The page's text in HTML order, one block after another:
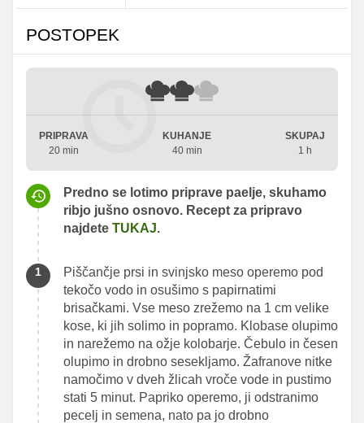
POSTOPEK
PRIPRAVA
20 min
KUHANJE
40 min
SKUPAJ
1 h
Predno se lotimo priprave paelje, skuhamo
ribjo jušno osnovo. Recept za pripravo
najdete TUKAJ.
Piščančje prsi in svinjsko meso operemo pod
tekočo vodo in osušimo s papirnatimi
brisačkami. Vse meso zrežemo na 1 cm velike
kose, ki jih solimo in popramo. Klobase olupimo
in narežemo na ožje kolobarje. Čebulo in česen
olupimo in drobno sesekljamo. Žafranove nitke
namočimo v dveh žlicah vroče vode in pustimo
stati 5 minut. Papriko operemo, ji odstranimo
pecelj in semena, nato pa jo drobno